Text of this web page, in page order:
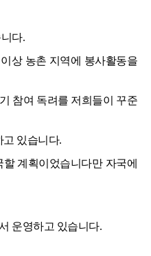
다.
상 농촌 지역에 봉사활동을
참여 독려를 저희들이 꾸준
있습니다.
계획이었습니다만 자국에
운영하고 있습니다.